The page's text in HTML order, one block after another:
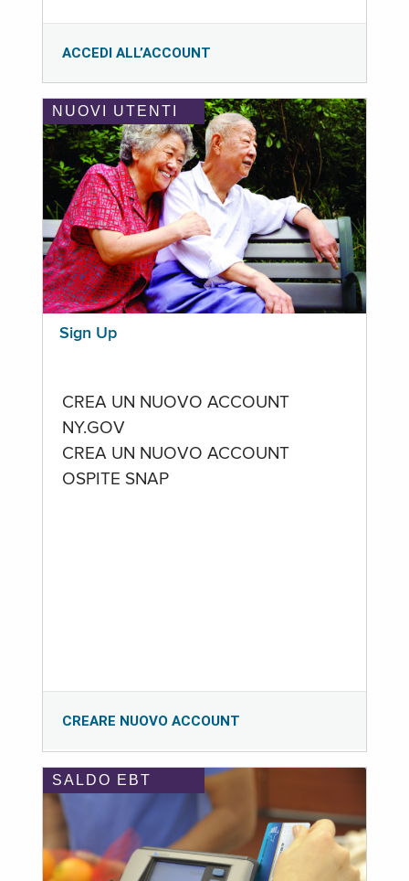
ACCEDI ALL’ACCOUNT
NUOVI UTENTI
Sign Up
CREA UN NUOVO ACCOUNT
NY.GOV
CREA UN NUOVO ACCOUNT
OSPITE SNAP
CREARE NUOVO ACCOUNT
SALDO EBT